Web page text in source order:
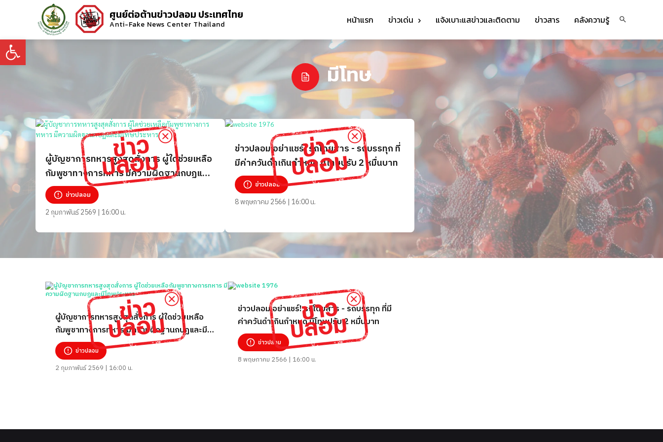
Open toolbar
ศูนย์ต่อต้านข่าวปลอม ประเทศไทย
Anti-Fake News Center Thailand หน้าแรก ข่าวเด่น แจ้งเบาะแสข่าวและติดตาม ข่าวสาร คลังความรู้
มีโทษ
ผู้บัญชาการทหารสูงสุดสั่งการ ผู้ใดช่วยเหลือ
กัมพูชาทางการทหาร มีความผิดฐานกบฏและ
มีโทษประหาร
ข่าวปลอม
2 กุมภาพันธ์ 2569 | 16:00 น.
ข่าวปลอม อย่าแชร์! รถโดยสาร - รถบรรทุก ที่
มีค่าควันดำเกินกำหนด มีโทษปรับ 2 หมื่นบาท
ข่าวปลอม
8 พฤษภาคม 2566 | 16:00 น.
ผู้บัญชาการทหารสูงสุดสั่งการ ผู้ใดช่วยเหลือ
กัมพูชาทางการทหาร มีความผิดฐานกบฏและมี
โทษประหาร
ข่าวปลอม
2 กุมภาพันธ์ 2569 | 16:00 น.
ข่าวปลอม อย่าแชร์! รถโดยสาร - รถบรรทุก ที่มี
ค่าควันดำเกินกำหนด มีโทษปรับ 2 หมื่นบาท
ข่าวปลอม
8 พฤษภาคม 2566 | 16:00 น.